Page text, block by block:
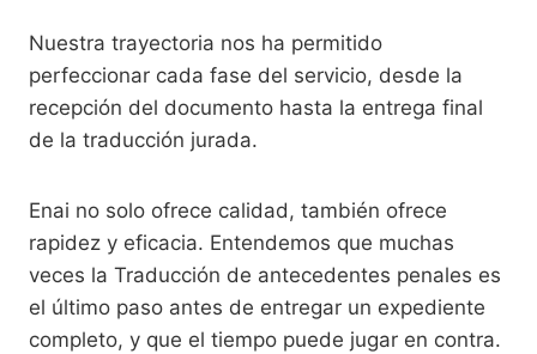
Nuestra trayectoria nos ha permitido
perfeccionar cada fase del servicio, desde la
recepción del documento hasta la entrega final
de la traducción jurada.
Enai no solo ofrece calidad, también ofrece
rapidez y eficacia. Entendemos que muchas
veces la Traducción de antecedentes penales es
el último paso antes de entregar un expediente
completo, y que el tiempo puede jugar en contra.